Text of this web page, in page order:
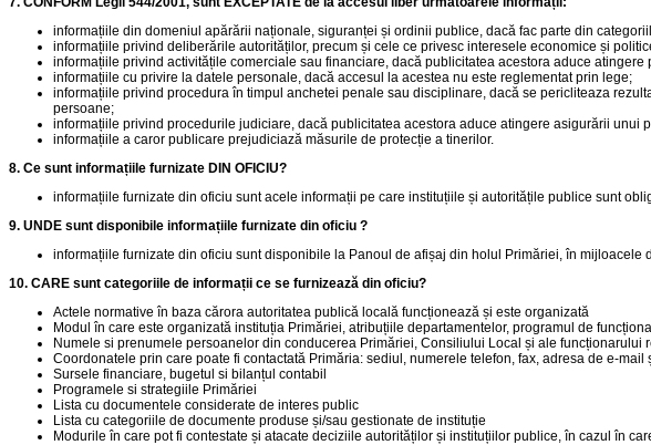
informațiile din domeniul apărării naționale, siguranței și ordinii publice, dacă fac parte din
informațiile privind deliberările autorităților, precum și cele ce privesc interesele economice și
informațiile privind activitățile comerciale sau financiare, dacă publicitatea acestora aduce
informațiile cu privire la datele personale, dacă accesul la acestea nu este reglementat prin lege;
informațiile privind procedura în timpul anchetei penale sau disciplinare, dacă se pericliteaza
persoane;
informațiile privind procedurile judiciare, dacă publicitatea acestora aduce atingere asigurării
informațiile a caror publicare prejudiciază măsurile de protecție a tinerilor.
8. Ce sunt informațiile furnizate DIN OFICIU?
informațiile furnizate din oficiu sunt acele informații pe care instituțiile și autoritățile publice sunt
9. UNDE sunt disponibile informațiile furnizate din oficiu ?
informațiile furnizate din oficiu sunt disponibile la Panoul de afișaj din holul Primăriei, în mijloacele
10. CARE sunt categoriile de informații ce se furnizează din oficiu?
Actele normative în baza cărora autoritatea publică locală funcționează și este organizată
Modul în care este organizată instituția Primăriei, atribuțiile departamentelor, programul de
Numele si prenumele persoanelor din conducerea Primăriei, Consiliului Local și ale funcționarului
Coordonatele prin care poate fi contactată Primăria: sediul, numerele telefon, fax, adresa de e-mail
Sursele financiare, bugetul si bilanțul contabil
Programele si strategiile Primăriei
Lista cu documentele considerate de interes public
Lista cu categoriile de documente produse și/sau gestionate de instituție
Modurile în care pot fi contestate și atacate deciziile autorităților și instituțiilor publice, în cazul în